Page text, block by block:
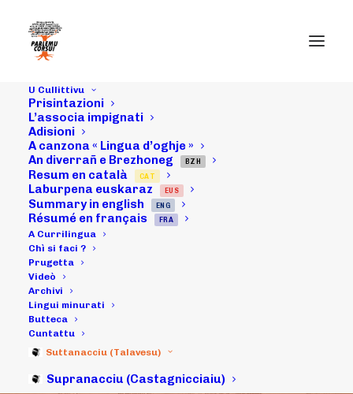
U Cullittivu
Prisintazioni
L’associa impignati
Adisioni
A canzona « Lingua d’oghje »
An diverrañ e Brezhoneg
BZH
Resum en català CAT
Laburpena euskaraz EUS
Summary in english ENG
Résumé en français FRA
A Currilingua
Chì si faci ?
Prugetta
Videò
Archivi
Lingui minurati
Butteca
Cuntattu
Suttanacciu (Talavesu)
Supranacciu (Castagnicciaiu)
Da sittembri à
uttrovi : a
Currilingua
L'artìcula.